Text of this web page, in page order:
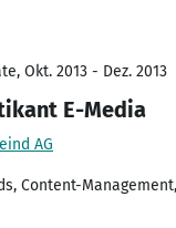
Okt. 2013 - Dez. 2013
E-Media
AG
Content-